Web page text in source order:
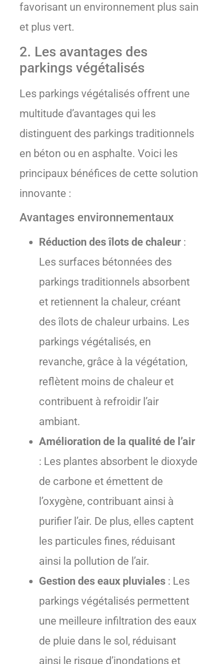
favorisant un environnement plus sain
et plus vert.
2. Les avantages des
parkings végétalisés
Les parkings végétalisés offrent une
multitude d’avantages qui les
distinguent des parkings traditionnels
en béton ou en asphalte. Voici les
principaux bénéfices de cette solution
innovante :
Avantages environnementaux
Réduction des îlots de chaleur :
Les surfaces bétonnées des
parkings traditionnels absorbent
et retiennent la chaleur, créant
des îlots de chaleur urbains. Les
parkings végétalisés, en
revanche, grâce à la végétation,
reflètent moins de chaleur et
contribuent à refroidir l’air
ambiant.
Amélioration de la qualité de l’air
: Les plantes absorbent le dioxyde
de carbone et émettent de
l’oxygène, contribuant ainsi à
purifier l’air. De plus, elles captent
les particules fines, réduisant
ainsi la pollution de l’air.
Gestion des eaux pluviales : Les
parkings végétalisés permettent
une meilleure infiltration des eaux
de pluie dans le sol, réduisant
ainsi le risque d’inondations et